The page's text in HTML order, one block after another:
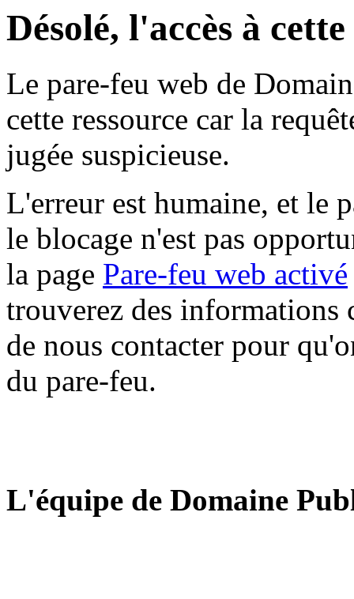
Désolé, l'accès à
Le pare-feu web de
cette ressource car la
jugée suspicieuse.
L'erreur est humaine, et le
le blocage n'est pas
la page Pare-feu web activé
trouverez des informations
de nous contacter pour
du pare-feu.
L'équipe de Domaine